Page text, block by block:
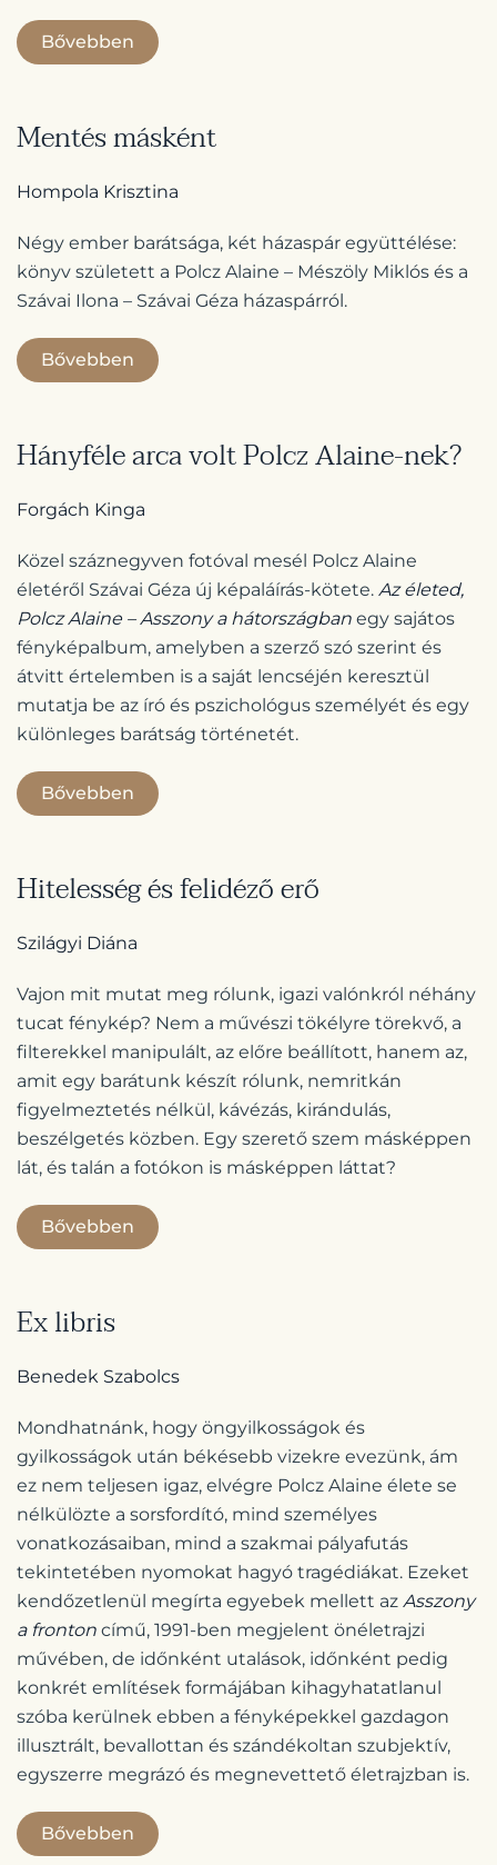
Bővebben
Mentés másként
Hompola Krisztina
Négy ember barátsága, két házaspár együttélése:
könyv született a Polcz Alaine – Mészöly Miklós és a
Szávai Ilona – Szávai Géza házaspárról.
Bővebben
Hányféle arca volt Polcz Alaine-nek?
Forgách Kinga
Közel száznegyven fotóval mesél Polcz Alaine
életéről Szávai Géza új képaláírás-kötete. Az életed,
Polcz Alaine – Asszony a hátországban egy sajátos
fényképalbum, amelyben a szerző szó szerint és
átvitt értelemben is a saját lencséjén keresztül
mutatja be az író és pszichológus személyét és egy
különleges barátság történetét.
Bővebben
Hitelesség és felidéző erő
Szilágyi Diána
Vajon mit mutat meg rólunk, igazi valónkról néhány
tucat fénykép? Nem a művészi tökélyre törekvő, a
filterekkel manipulált, az előre beállított, hanem az,
amit egy barátunk készít rólunk, nemritkán
figyelmeztetés nélkül, kávézás, kirándulás,
beszélgetés közben. Egy szerető szem másképpen
lát, és talán a fotókon is másképpen láttat?
Bővebben
Ex libris
Benedek Szabolcs
Mondhatnánk, hogy öngyilkosságok és
gyilkosságok után békésebb vizekre evezünk, ám
ez nem teljesen igaz, elvégre Polcz Alaine élete se
nélkülözte a sorsfordító, mind személyes
vonatkozásaiban, mind a szakmai pályafutás
tekintetében nyomokat hagyó tragédiákat. Ezeket
kendőzetlenül megírta egyebek mellett az Asszony
a fronton című, 1991-ben megjelent önéletrajzi
művében, de időnként utalások, időnként pedig
konkrét említések formájában kihagyhatatlanul
szóba kerülnek ebben a fényképekkel gazdagon
illusztrált, bevallottan és szándékoltan szubjektív,
egyszerre megrázó és megnevettető életrajzban is.
Bővebben